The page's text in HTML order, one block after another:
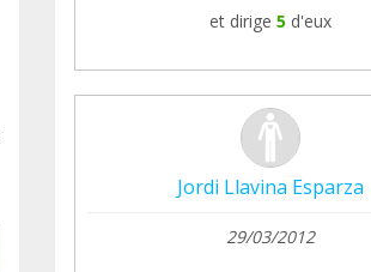
et dirige 5 d'eux
Jordi Llavina Esparza
29/03/2012